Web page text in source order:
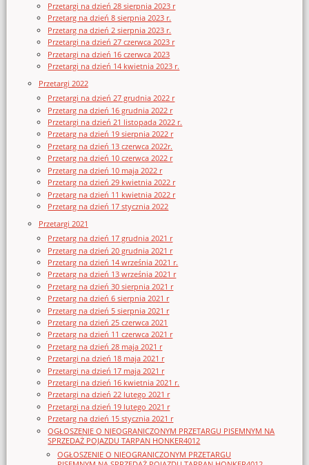
Przetargi na dzień 28 sierpnia 2023 r
Przetarg na dzień 8 sierpnia 2023 r.
Przetarg na dzień 2 sierpnia 2023 r.
Przetargi na dzień 27 czerwca 2023 r
Przetargi na dzień 16 czerwca 2023
Przetargi na dzień 14 kwietnia 2023 r.
Przetargi 2022
Przetargi na dzień 27 grudnia 2022 r
Przetarg na dzień 16 grudnia 2022 r
Przetargi na dzień 21 listopada 2022 r.
Przetarg na dzień 19 sierpnia 2022 r
Przetarg na dzień 13 czerwca 2022r.
Przetarg na dzień 10 czerwca 2022 r
Przetarg na dzień 10 maja 2022 r
Przetarg na dzień 29 kwietnia 2022 r
Przetarg na dzień 11 kwietnia 2022 r
Przetarg na dzień 17 stycznia 2022
Przetargi 2021
Przetarg na dzień 17 grudnia 2021 r
Przetarg na dzień 20 grudnia 2021 r
Przetarg na dzień 14 września 2021 r.
Przetarg na dzień 13 września 2021 r
Przetarg na dzień 30 sierpnia 2021 r
Przetarg na dzień 6 sierpnia 2021 r
Przetarg na dzień 5 sierpnia 2021 r
Przetarg na dzień 25 czerwca 2021
Przetarg na dzień 11 czerwca 2021 r
Przetarg na dzień 28 maja 2021 r
Przetargi na dzień 18 maja 2021 r
Przetargi na dzień 17 maja 2021 r
Przetargi na dzień 16 kwietnia 2021 r.
Przetargi na dzień 22 lutego 2021 r
Przetargi na dzień 19 lutego 2021 r
Przetarg na dzień 15 stycznia 2021 r
OGŁOSZENIE O NIEOGRANICZONYM PRZETARGU PISEMNYM NA
SPRZEDAŻ POJAZDU TARPAN HONKER4012
OGŁOSZENIE O NIEOGRANICZONYM PRZETARGU